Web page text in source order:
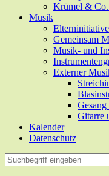
Krümel & Co.
Musik
Gemeinsam
Musik- und
Externer
Gitarre
Kalender
Datenschutz